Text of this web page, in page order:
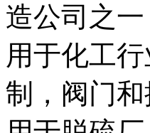
造公司之
用于化工
制，阀门